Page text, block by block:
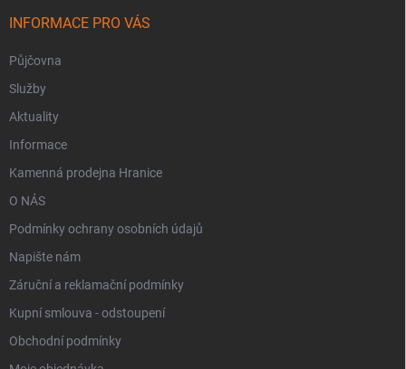
INFORMACE PRO VÁS
Půjčovna
Služby
Aktuality
Informace
Kamenná prodejna Hranice
O NÁS
Podmínky ochrany osobních údajů
Napište nám
Záruční a reklamační podmínky
Kupní smlouva - odstoupení
Obchodní podmínky